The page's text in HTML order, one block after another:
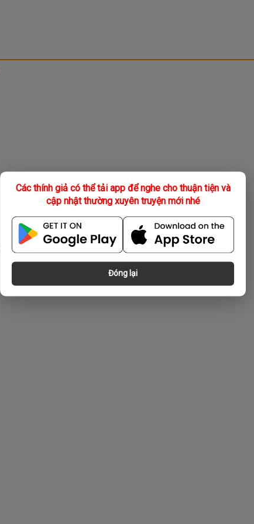
Các thính giả có thể tải app để nghe cho thuận tiện và
cập nhật thường xuyên truyện mới nhé
Đóng lại